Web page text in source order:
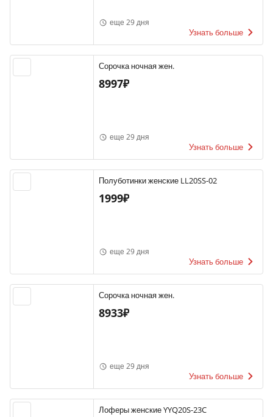
еще 29 дня
Узнать больше
Сорочка ночная жен.
8997₽
еще 29 дня
Узнать больше
Полуботинки женские LL20SS-02
1999₽
еще 29 дня
Узнать больше
Сорочка ночная жен.
8933₽
еще 29 дня
Узнать больше
Лоферы женские YYQ20S-23C